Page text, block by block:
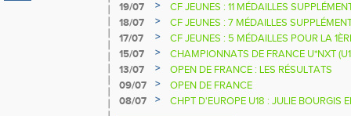
19/07
>
CF JEUNES : 11 MÉDAILLES
18/07
>
CF JEUNES : 7 MÉDAILLES
17/07
>
CF JEUNES : 5 MÉDAILLES POUR LA
15/07
>
CHAMPIONNATS DE FRANCE U*NXT
13/07
>
OPEN DE FRANCE : LES RÉSULTATS
09/07
>
OPEN DE FRANCE
08/07
> CHPT D'EUROPE U18 : JULIE BOURGIS